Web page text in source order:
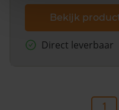
Bekijk
Direct leverbaar
1